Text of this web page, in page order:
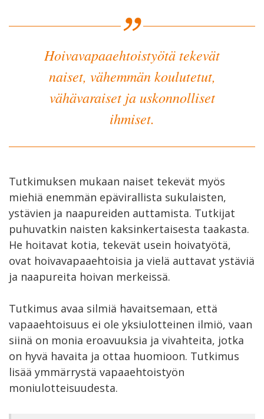
Hoivavapaaehtoistyötä tekevät
naiset, vähemmän koulutetut,
vähävaraiset ja uskonnolliset
ihmiset.
Tutkimuksen mukaan naiset tekevät myös
miehiä enemmän epävirallista sukulaisten,
ystävien ja naapureiden auttamista. Tutkijat
puhuvatkin naisten kaksinkertaisesta taakasta.
He hoitavat kotia, tekevät usein hoivatyötä,
ovat hoivavapaaehtoisia ja vielä auttavat ystäviä
ja naapureita hoivan merkeissä.
Tutkimus avaa silmiä havaitsemaan, että
vapaaehtoisuus ei ole yksiulotteinen ilmiö, vaan
siinä on monia eroavuuksia ja vivahteita, jotka
on hyvä havaita ja ottaa huomioon. Tutkimus
lisää ymmärrystä vapaaehtoistyön
moniulotteisuudesta.